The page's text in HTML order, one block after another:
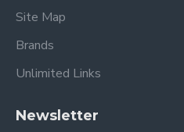
Site Map
Brands
Unlimited Links
Newsletter